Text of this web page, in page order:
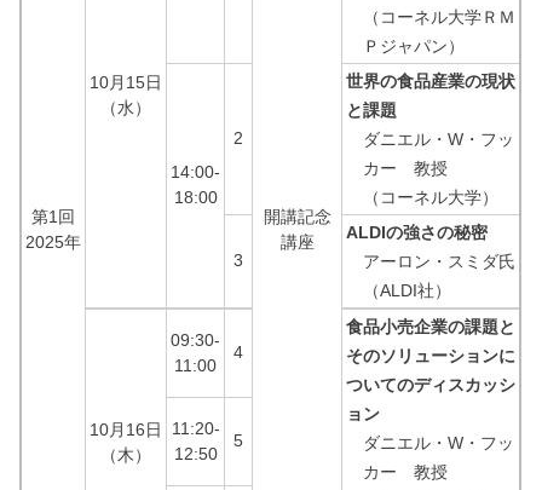
第1回
2025年
10月15日
（水）
開講記念
講座
（コーネル大学ＲＭ
Ｐジャパン）
14:00-
18:00
2
世界の食品産業の現状
と課題
ダニエル・W・フッ
カー 教授
（コーネル大学）
3
ALDIの強さの秘密
アーロン・スミダ氏
（ALDI社）
10月16日
（木）
09:30-
11:00
4
食品小売企業の課題と
そのソリューションに
ついてのディスカッシ
ョン
ダニエル・W・フッ
カー 教授
11:20-
12:50
5